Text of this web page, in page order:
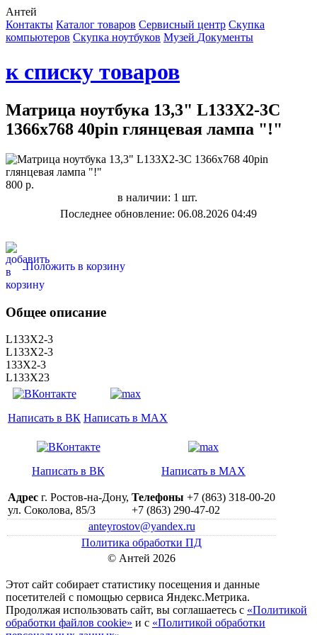
Антей
Контакты Каталог товаров Сервисный центр Cкупка
компьютеров Cкупка ноутбуков Музей Документы
к списку товаров
Матрица ноутбука 13,3" L133X2-3C
1366x768 40pin глянцевая лампа "!"
800 р.
в наличии: 1 шт.
Последнее обновление: 06.08.2026 04:49
Положить в корзину
Общее описание
L133X2-3
L133X2-3
133X2-3
L133X23
Написать в ВК Написать в MAX
Написать в ВК Написать в MAX
Адрес г. Ростов-на-Дону,
ул. Соколова, 85/3
Телефоны +7 (863) 318-00-20
+7 (863) 290-47-02
anteyrostov@yandex.ru
Политика обработки ПД
© Антей 2026
Этот сайт собирает статистику посещения и данные
посетителей c помощью сервиса Яндекс.Метрика.
Продолжая использовать сайт, вы соглашаетесь с «Политикой
обработки файлов cookie» и с «Политикой обработки